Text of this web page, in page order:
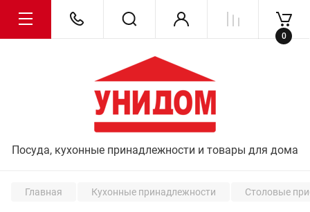
Посуда, кухонные принадлежности и товары для дома
0
Главная Кухонные принадлежности Столовые